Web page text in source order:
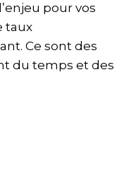
pour vos
taux
Ce sont des
du temps et des